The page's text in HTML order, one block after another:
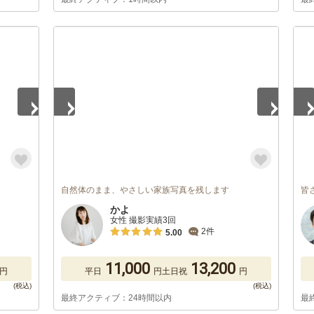
円
自然体のまま、やさしい家族写真を残します
かよ
女性 撮影実績3回
5.00
2件
平日 11,000 円土日祝 13,200 円
最終アクティブ：24時間以内
皆
最